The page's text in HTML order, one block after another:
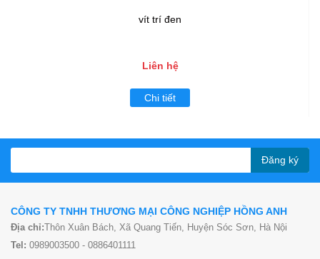
vít trí đen
Liên hệ
Chi tiết
Đăng ký
CÔNG TY TNHH THƯƠNG MẠI CÔNG NGHIỆP HỒNG ANH
Địa chỉ:Thôn Xuân Bách, Xã Quang Tiến, Huyện Sóc Sơn, Hà Nội
Tel: 0989003500 - 0886401111